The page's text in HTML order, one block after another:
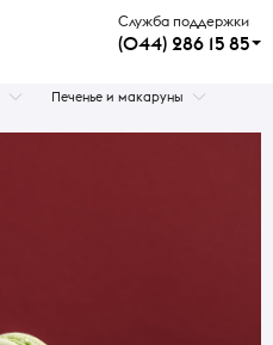
Служба поддержки
(044) 286 15 85
Печенье и макаруны